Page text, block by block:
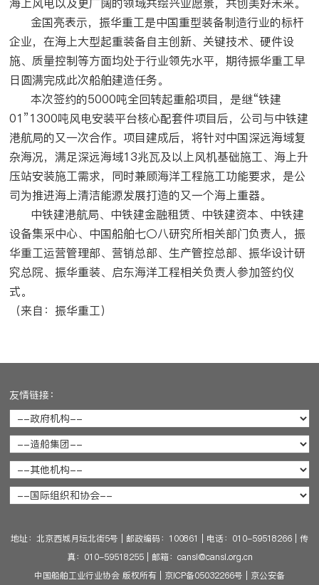
金国亮表示，振华重工是中国重型装备制造行业的标杆
企业，在海上大型起重装备自主创新、关键技术、硬件设
施、质量控制等方面均处于行业领先水平，期待振华重工早
日圆满完成此次船舶建造任务。
本次签约的5000吨全回转起重船项目，是继“铁建
01”1300吨风电安装平台核心配套件项目后，公司与中铁建
港航局的又一次合作。项目建成后，将针对中国深远海域复
杂海况，满足深远海域13兆瓦及以上风机基础施工、海上升
压站安装施工需求，同时兼顾海洋工程施工功能要求，是公
司为推进海上清洁能源发展打造的又一个海上重器。
中铁建港航局、中铁建金融租赁、中铁建资本、中铁建
设备集采中心、中国船舶七〇八研究所相关部门负责人，振
华重工运营管理部、营销总部、生产管控总部、振华设计研
究总院、振华重装、启东海洋工程相关负责人参加签约仪
式。
（来自：振华重工）
友情链接：
地址：北京西城月坛北街5号 邮政编码：100861 电话：010-59518266
传
真：010-59518255| 邮箱：cansi@cansi.org.cn
中国船舶工业行业协会 版权所有
京ICP备05032266号 京公安备